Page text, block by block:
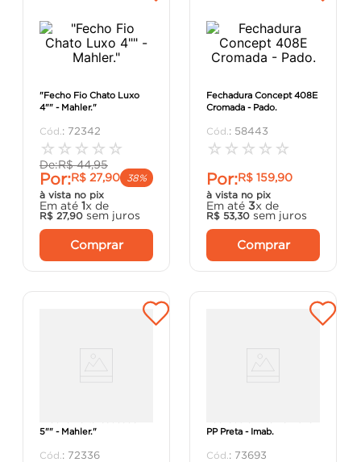
"Fecho Fio Chato Luxo
4"" - Mahler."
: 72342
☆ ☆ ☆ ☆ ☆
De:R$ 44,95
Por:R$ 27,90
38%
à vista no pix
Em até 1x de
R$ 27,90 sem juros
Comprar
Fechadura Concept 408E
Cromada - Pado.
: 58443
☆ ☆ ☆ ☆ ☆
Por:R$ 159,90
à vista no pix
Em até 3x de
R$ 53,30 sem juros
Comprar
5"" - Mahler."
: 72336
PP Preta - Imab.
: 73693